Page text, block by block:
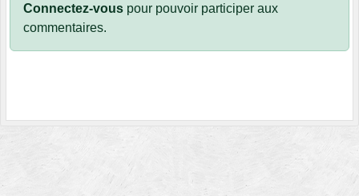
Connectez-vous pour pouvoir participer aux
commentaires.